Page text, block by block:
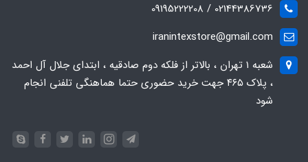
02144386736 / 09195222208
iranintexstore@gmail.com
شعبه ۱ تهران ، بالاتر از فلکه دوم صادقیه ، ابتدای جلال آل احمد
، پلاک ۴۶۵ جهت خرید حضوری حتما هماهنگی تلفنی انجام
شود